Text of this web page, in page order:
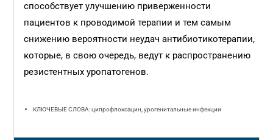
способствует улучшению приверженности
пациентов к проводимой терапии и тем самым
снижению вероятности неудач антибиотикотерапии,
которые, в свою очередь, ведут к распространению
резистентных уропатогенов.
КЛЮЧЕВЫЕ СЛОВА: ципрофлоксацин, урогенитальные инфекции